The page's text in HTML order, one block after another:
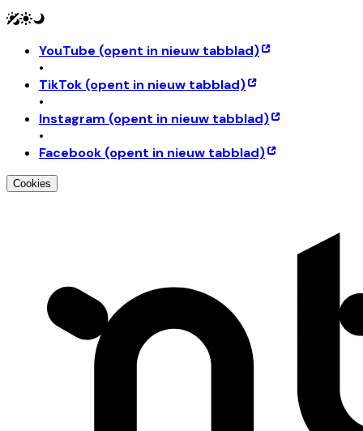
YouTube (opent in nieuw tabblad)
•
TikTok (opent in nieuw tabblad)
•
Instagram (opent in nieuw tabblad)
•
Facebook (opent in nieuw tabblad)
Cookies